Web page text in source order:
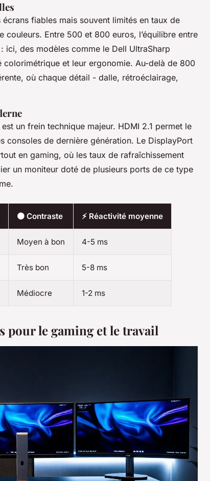
fiables mais souvent limités en taux de
Entre 500 et 800 euros, l’équilibre entre
des modèles comme le Dell UltraSharp
colorimétrique et leur ergonomie. Au-delà de 800
où chaque détail - dalle, rétroéclairage,
un frein technique majeur. HDMI 2.1 permet le
consoles de dernière génération. Le DisplayPort
en gaming, où les taux de rafraîchissement
un moniteur doté de plusieurs ports de ce type
⚫ Contraste ⚡ Réactivité moyenne
Moyen à bon 4-5 ms
Très bon 5-8 ms
Médiocre 1-2 ms
pour le gaming et le travail